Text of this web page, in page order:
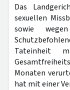
Das
sexuellen
sowie
Tateinheit
Monaten
hat mit einer